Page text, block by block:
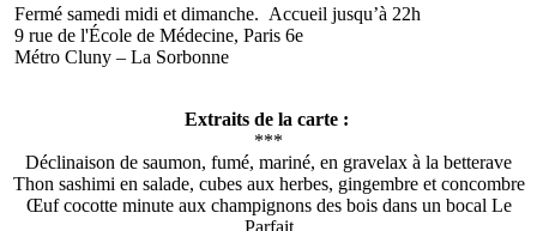
Fermé samedi midi et dimanche. Accueil jusqu’à 22h
9 rue de l'École de Médecine, Paris 6e
Métro Cluny – La Sorbonne
Extraits de la carte :
***
Déclinaison de saumon, fumé, mariné, en gravelax à la betterave
Thon sashimi en salade, cubes aux herbes, gingembre et concombre
Œuf cocotte minute aux champignons des bois dans un bocal Le
Parfait